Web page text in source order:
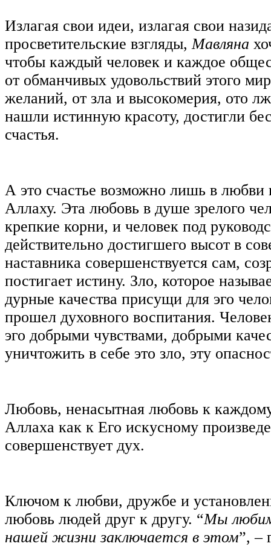
Излагая свои идеи, излагая свои
просветительские взгляды,Мавляна
чтобы каждый человек и каждое
от обманчивых удовольствий этого
желаний, от зла и высокомерия, ото
нашли истинную красоту, достигли
счастья.
А это счастье возможно лишь в
Аллаху. Эта любовь в душе зрелого
крепкие корни, и человек под
действительно достигшего высот в
наставника совершенствуется сам,
постигает истину. Зло, которое
дурные качества присущи для эго
прошел духовного воспитания.
эго добрыми чувствами, добрыми
уничтожить в себе это зло, эту
Любовь, ненасытная любовь к
Аллаха как к Его искусному
совершенствует дух.
Ключом к любви, дружбе и
любовь людей друг к другу. “Мы
нашей жизни заключается в этом”, –